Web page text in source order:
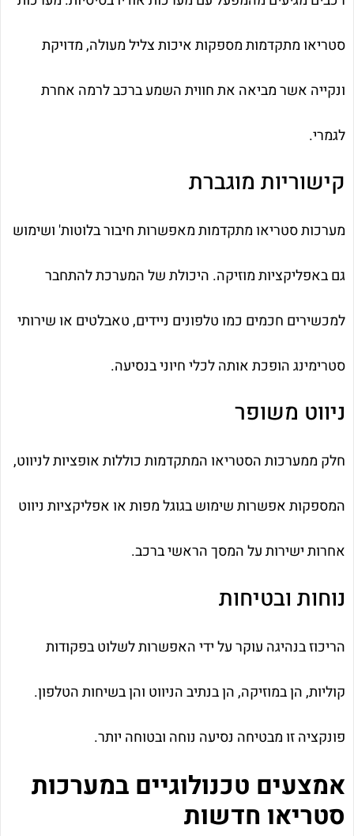
סטריאו מתקדמות מספקות איכות צליל מעולה, מדויקת
ונקייה אשר מביאה את חווית השמע ברכב לרמה אחרת
לגמרי.
קישוריות מוגברת
מערכות סטריאו מתקדמות מאפשרות חיבור בלוטות' ושימוש
גם באפליקציות מוזיקה. היכולת של המערכת להתחבר
למכשירים חכמים כמו טלפונים ניידים, טאבלטים או שירותי
סטרימינג הופכת אותה לכלי חיוני בנסיעה.
ניווט משופר
חלק ממערכות הסטריאו המתקדמות כוללות אופציות לניווט,
המספקות אפשרות שימוש בגוגל מפות או אפליקציות ניווט
אחרות ישירות על המסך הראשי ברכב.
נוחות ובטיחות
הריכוז בנהיגה עוקר על ידי האפשרות לשלוט בפקודות
קוליות, הן במוזיקה, הן בנתיב הניווט והן בשיחות הטלפון.
פונקציה זו מבטיחה נסיעה נוחה ובטוחה יותר.
אמצעים טכנולוגיים במערכות
סטריאו חדשות